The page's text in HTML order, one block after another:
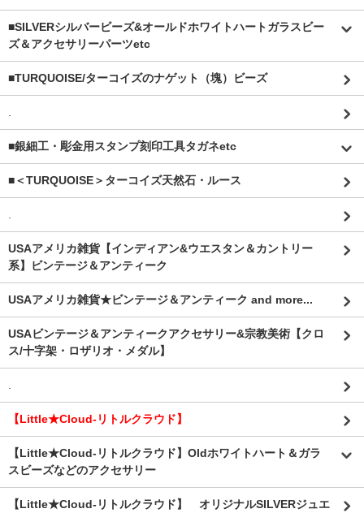
■SILVERシルバービーズ&オールドホワイトハートガラスビー
ズ＆アクセサリーパーツetc
■TURQUOISE/ターコイズのナゲット（塊）ビーズ
■銀細工・彫金用スタンプ刻印工具タガネetc
■＜TURQUOISE＞ターコイズ天然石・ルース
USAアメリカ雑貨【インディアン&ウエスタン＆カントリー
系】ビンテージ＆アンティーク
USAアメリカ雑貨★ビンテージ＆アンティーク and more...
USAビンテージ＆アンティークアクセサリー&宗教美術【クロ
ス/十字架・ロザリオ・メダル】
【Little★Cloud-リトルクラウド】
【Little★Cloud-リトルクラウド】Oldホワイトハート＆ガラ
スビーズなどのアクセサリー
【Little★Cloud-リトルクラウド】 オリジナルSILVERジュエ